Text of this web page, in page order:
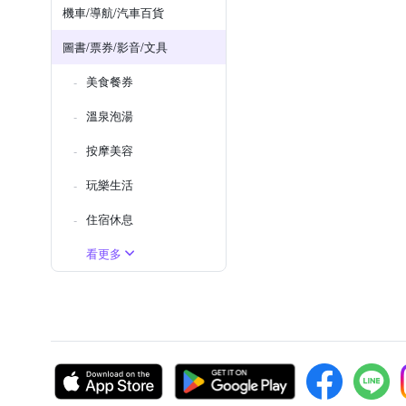
機車/導航/汽車百貨
圖書/票券/影音/文具
美食餐券
溫泉泡湯
按摩美容
玩樂生活
住宿休息
看更多